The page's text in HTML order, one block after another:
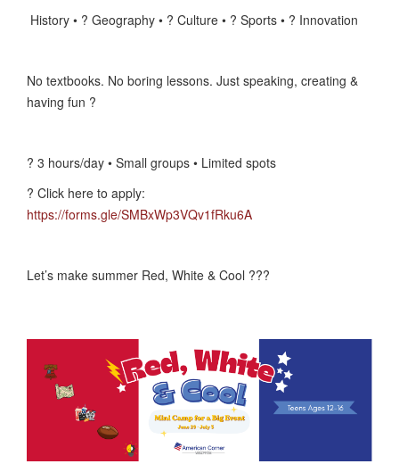
History • ?️ Geography • ? Culture • ? Sports • ? Innovation
No textbooks. No boring lessons. Just speaking, creating &
having fun ?
? 3 hours/day • Small groups • Limited spots
? Click here to apply:
https://forms.gle/SMBxWp3VQv1fRku6A
Let’s make summer Red, White & Cool ???